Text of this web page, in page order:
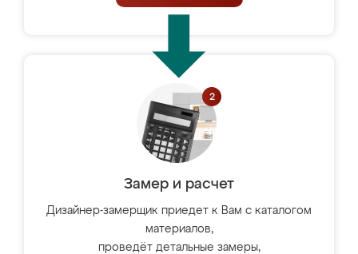
Замер и расчет
Дизайнер-замерщик приедет к Вам с каталогом
материалов,
проведёт детальные замеры,